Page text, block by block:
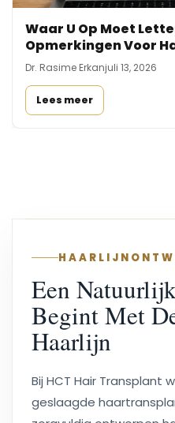
Waar U Op Moet
Opmerkingen Voor
Dr. Rasime Erkanjuli 13, 2026
Lees meer
Een
Begint Met
Haarlijn
Bij HCT Hair Transplant
geslaagde